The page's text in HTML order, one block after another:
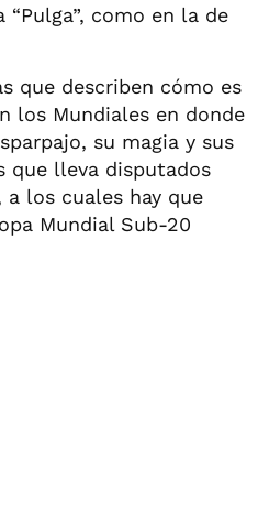
como en la de
que describen cómo es
los Mundiales en donde
su magia y sus
que lleva disputados
los cuales hay que
Mundial Sub-20